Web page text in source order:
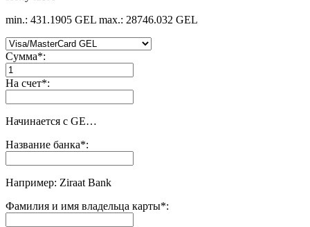
min.: 431.1905 GEL max.: 28746.032 GEL
Сумма*:
На счет*:
Начинается с GE…
Название банка*:
Например: Ziraat Bank
Фамилия и имя владельца карты*: